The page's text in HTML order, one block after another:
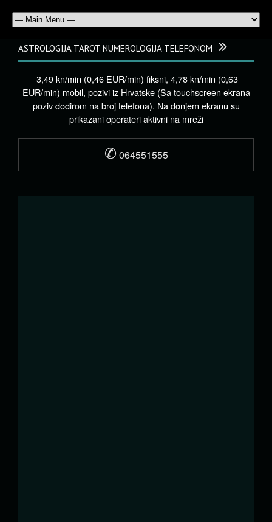
ASTROLOGIJA TAROT NUMEROLOGIJA TELEFONOM
3,49 kn/min (0,46 EUR/min) fiksni, 4,78 kn/min (0,63
EUR/min) mobil, pozivi iz Hrvatske (Sa touchscreen ekrana
poziv dodirom na broj telefona). Na donjem ekranu su
prikazani operateri aktivni na mreži
✆ 064551555